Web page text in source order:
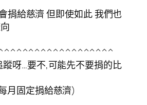
捐給慈濟 但即使如此 我們也
蹤呀…要不,可能先不要捐的比
月固定捐給慈濟)